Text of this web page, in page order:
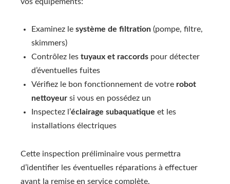
Examinez le système de filtration (pompe, filtre,
skimmers)
Contrôlez les tuyaux et raccords pour détecter
d’éventuelles fuites
Vérifiez le bon fonctionnement de votre robot
nettoyeur si vous en possédez un
Inspectez l’éclairage subaquatique et les
installations électriques
Cette inspection préliminaire vous permettra
d’identifier les éventuelles réparations à effectuer
avant la remise en service complète.